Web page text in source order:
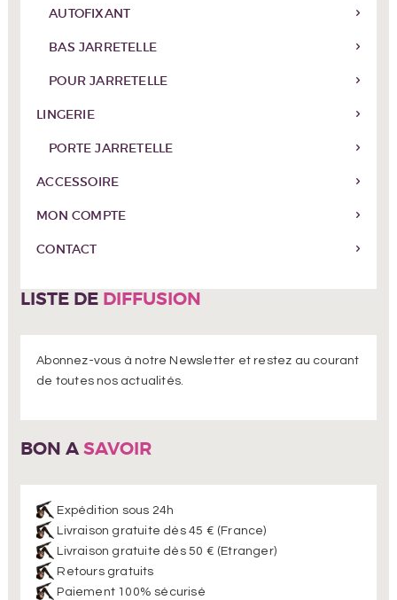
AUTOFIXANT
BAS JARRETELLE
POUR JARRETELLE
LINGERIE
PORTE JARRETELLE
ACCESSOIRE
MON COMPTE
CONTACT
LISTE DE DIFFUSION
Abonnez-vous à notre Newsletter et restez au courant
de toutes nos actualités.
BON A SAVOIR
Expédition sous 24h
Livraison gratuite dès 45 € (France)
Livraison gratuite dès 50 € (Etranger)
Retours gratuits
Paiement 100% sécurisé